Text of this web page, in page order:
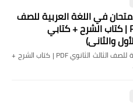
في اللغة العربية للصف
الثالث الثانوي PDF | كتاب الشرح + كتابي
والثاني)
📘 تحميل كتاب الامتحان في اللغة العربية للصف الثالث الثانوي PDF | كتاب الشرح +